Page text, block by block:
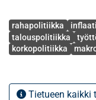
vertailemaan tätä
rahapolitiikan
ovat nimelliset
Avainsanat
rahapolitiikka
talouspolitiikka
korkopolitiikka
Tietueen kaikki